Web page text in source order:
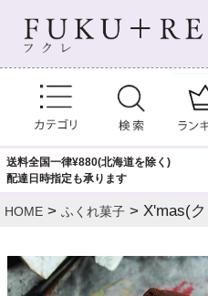
送料全国一律¥880(北海道を除く)
配達日時指定も承ります
HOME ふくれ菓子 X'mas(